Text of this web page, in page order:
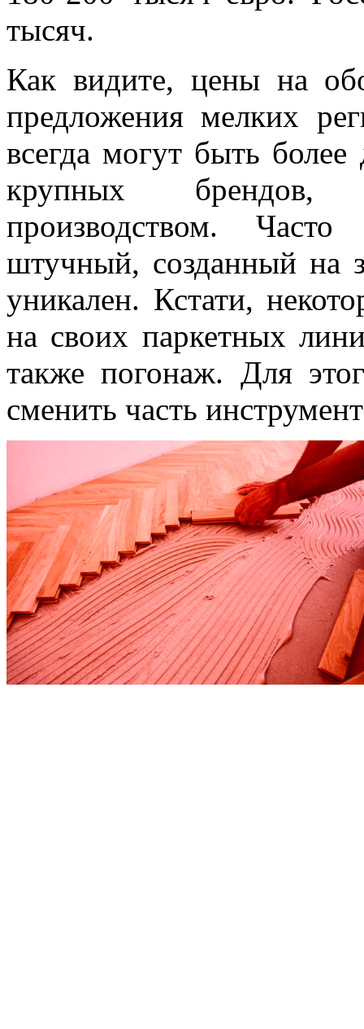
тысяч.
Как видите, цены на
предложения мелких
всегда могут быть
крупных брендов,
производством.
штучный, созданный на
уникален. Кстати,
на своих паркетных
также погонаж. Для
сменить часть